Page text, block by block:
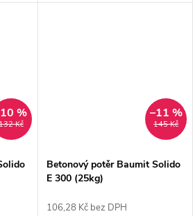
Kč
%
145 Kč
–11 %
Betonový potěr Baumit Solido
E 300 (25kg)
106,28 Kč bez DPH